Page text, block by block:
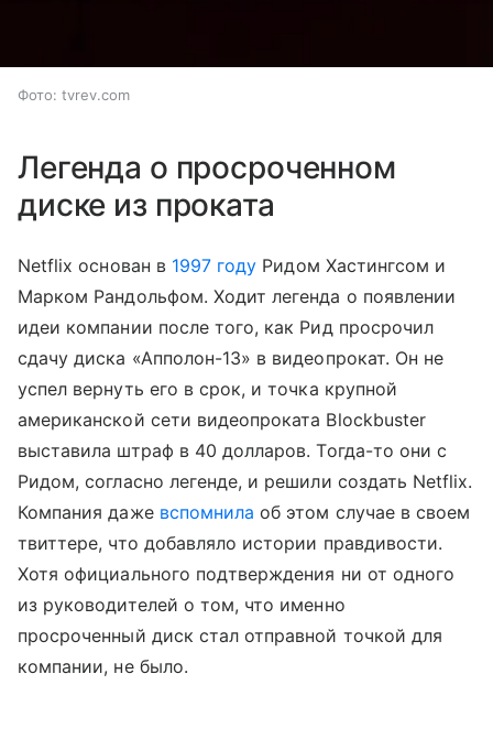
Фото: tvrev.com
Легенда о просроченном
диске из проката
Netflix основан в 1997 году Ридом Хастингсом и
Марком Рандольфом. Ходит легенда о появлении
идеи компании после того, как Рид просрочил
сдачу диска «Апполон-13» в видеопрокат. Он не
успел вернуть его в срок, и точка крупной
американской сети видеопроката Blockbuster
выставила штраф в 40 долларов. Тогда-то они с
Ридом, согласно легенде, и решили создать Netflix.
Компания даже вспомнила об этом случае в своем
твиттере, что добавляло истории правдивости.
Хотя официального подтверждения ни от одного
из руководителей о том, что именно
просроченный диск стал отправной точкой для
компании, не было.